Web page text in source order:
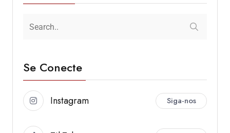
Se Conecte
Instagram Siga-nos